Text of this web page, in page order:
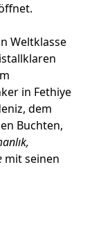
Weltklasse
in Fethiye
dem
Buchten,
mit seinen